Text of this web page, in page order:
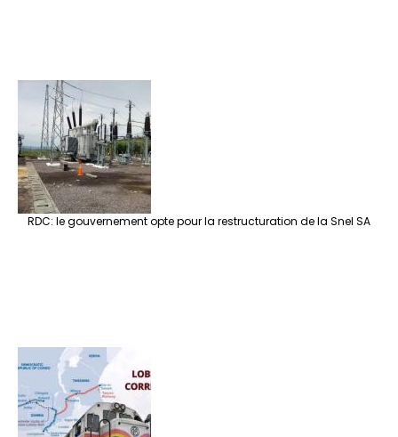
RDC: le gouvernement opte pour la restructuration de la Snel SA